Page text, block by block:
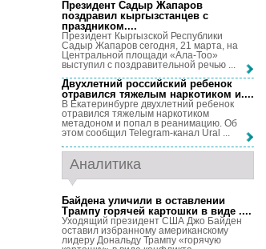
Президент Садыр Жапаров
поздравил кыргызстанцев с
праздником....
Президент Кыргызской Республики
Садыр Жапаров сегодня, 21 марта, на
Центральной площади «Ала-Тоо»
выступил с поздравительной речью ...
Двухлетний российский ребенок
отравился тяжелым наркотиком и....
В Екатеринбурге двухлетний ребенок
отравился тяжелым наркотиком
метадоном и попал в реанимацию. Об
этом сообщил Telegram-канал Ural ...
Аналитика
Байдена уличили в оставлении
Трампу горячей картошки в виде ....
Уходящий президент США Джо Байден
оставил избранному американскому
лидеру Дональду Трампу «горячую